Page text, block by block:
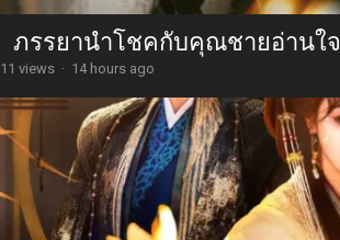
ภรรยานำโชคกับคุณชายอ่านใจ
11 views · 14 hours ago